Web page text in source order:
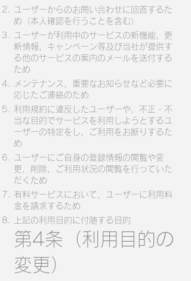
ユーザーからのお問い合わせに回答するた
め（本人確認を行うことを含む）
ユーザーが利用中のサービスの新機能，更
新情報，キャンペーン等及び当社が提供す
る他のサービスの案内のメールを送付する
ため
メンテナンス，重要なお知らせなど必要に
応じたご連絡のため
利用規約に違反したユーザーや，不正・不
当な目的でサービスを利用しようとするユ
ーザーの特定をし，ご利用をお断りするた
め
ユーザーにご自身の登録情報の閲覧や変
更，削除，ご利用状況の閲覧を行っていた
だくため
有料サービスにおいて，ユーザーに利用料
金を請求するため
上記の利用目的に付随する目的
第4条（利用目的の
変更）